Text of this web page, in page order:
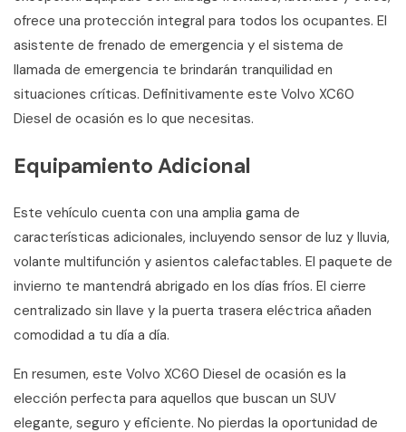
ofrece una protección integral para todos los ocupantes. El
asistente de frenado de emergencia y el sistema de
llamada de emergencia te brindarán tranquilidad en
situaciones críticas. Definitivamente este Volvo XC60
Diesel de ocasión es lo que necesitas.
Equipamiento Adicional
Este vehículo cuenta con una amplia gama de
características adicionales, incluyendo sensor de luz y lluvia,
volante multifunción y asientos calefactables. El paquete de
invierno te mantendrá abrigado en los días fríos. El cierre
centralizado sin llave y la puerta trasera eléctrica añaden
comodidad a tu día a día.
En resumen, este Volvo XC60 Diesel de ocasión es la
elección perfecta para aquellos que buscan un SUV
elegante, seguro y eficiente. No pierdas la oportunidad de